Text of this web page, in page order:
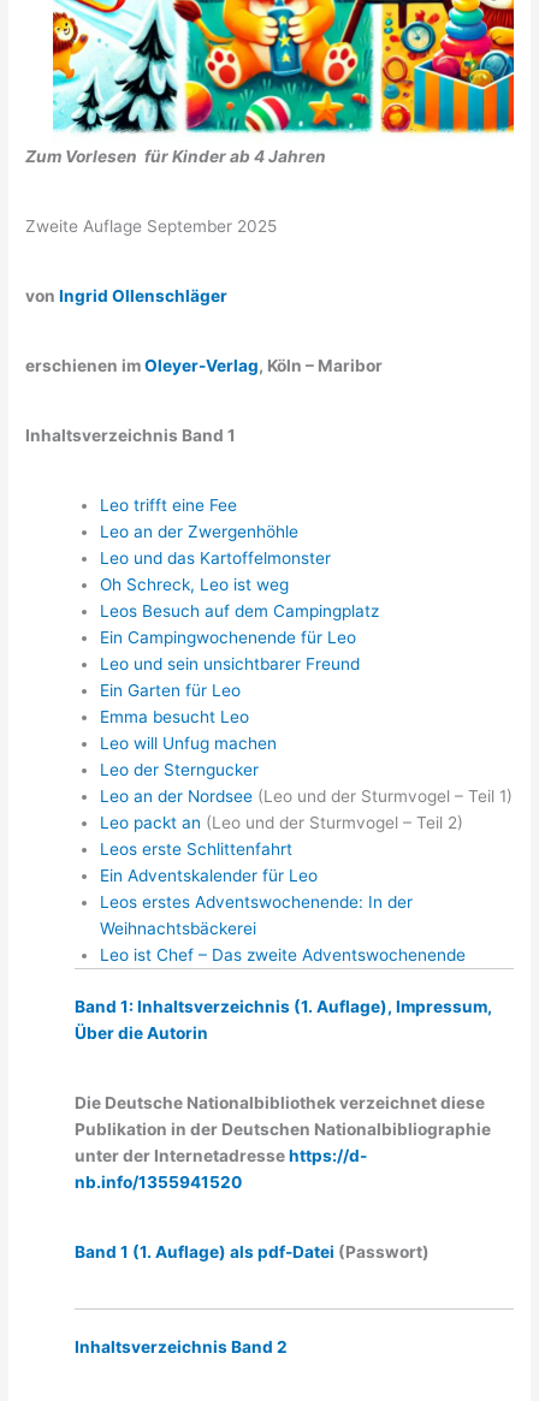
Zum Vorlesen für Kinder ab 4 Jahren
Zweite Auflage September 2025
vonIngrid Ollenschläger
erschienen imOleyer-Verlag, Köln – Maribor
Inhaltsverzeichnis Band 1
Leo trifft eine Fee
Leo an der Zwergenhöhle
Leo und das Kartoffelmonster
Oh Schreck, Leo ist weg
Leos Besuch auf dem Campingplatz
Ein Campingwochenende für Leo
Leo und sein unsichtbarer Freund
Ein Garten für Leo
Emma besucht Leo
Leo will Unfug machen
Leo der Sterngucker
Leo an der Nordsee(Leo und der Sturmvogel – Teil 1)
Leo packt an (Leo und der Sturmvogel – Teil 2)
Leos erste Schlittenfahrt
Ein Adventskalender für Leo
Leos erstes Adventswochenende: In der
Weihnachtsbäckerei
Leo ist Chef – Das zweite Adventswochenende
Band 1: Inhaltsverzeichnis (1. Auflage), Impressum,
Über die Autorin
Die Deutsche Nationalbibliothek verzeichnet diese
Publikation in der Deutschen Nationalbibliographie
unter der Internetadressehttps://d-
nb.info/1355941520
Band 1 (1. Auflage) als pdf-Datei (Passwort)
Inhaltsverzeichnis Band 2